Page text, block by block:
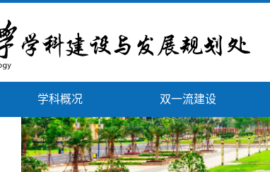
学科概况 双一流建设